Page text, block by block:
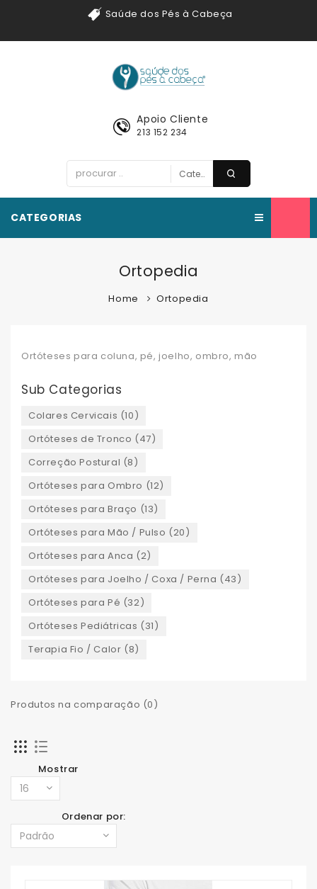
Saúde dos Pés à Cabeça
Apoio Cliente
213 152 234
CATEGORIAS
Ortopedia
Home Ortopedia
Ortóteses para coluna, pé, joelho, ombro, mão
Sub Categorias
Colares Cervicais (10)
Ortóteses de Tronco (47)
Correção Postural (8)
Ortóteses para Ombro (12)
Ortóteses para Braço (13)
Ortóteses para Mão / Pulso (20)
Ortóteses para Anca (2)
Ortóteses para Joelho / Coxa / Perna (43)
Ortóteses para Pé (32)
Ortóteses Pediátricas (31)
Terapia Fio / Calor (8)
Produtos na comparação (0)
Mostrar
Ordenar por: